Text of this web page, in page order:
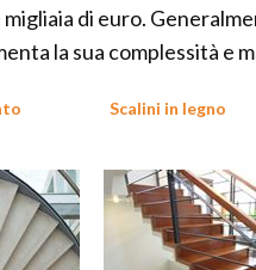
di euro.
la sua complessità e
Scalini in legno